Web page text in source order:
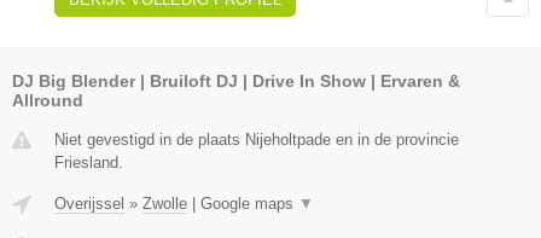
DJ Big Blender | Bruiloft DJ | Drive In Show | Ervaren &
Allround
Niet gevestigd in de plaats Nijeholtpade en in de provincie
Friesland.
Overijssel » Zwolle Google maps ▼